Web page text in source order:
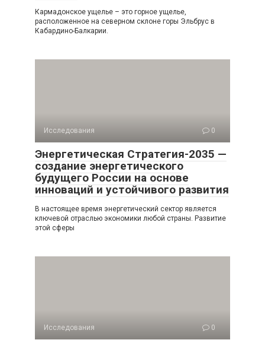
Кармадонское ущелье – это горное ущелье,
расположенное на северном склоне горы Эльбрус в
Кабардино-Балкарии.
Исследования 0
Энергетическая Стратегия-2035 —
создание энергетического
будущего России на основе
инноваций и устойчивого развития
В настоящее время энергетический сектор является
ключевой отраслью экономики любой страны. Развитие
этой сферы
Исследования 0